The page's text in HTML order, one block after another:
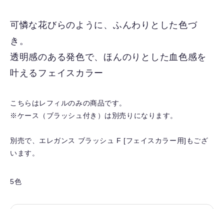
解
可憐な花びらのように、ふんわりとした色づ
き。
透明感のある発色で、ほんのりとした血色感を
叶えるフェイスカラー
こちらはレフィルのみの商品です。
※ケース（ブラッシュ付き）は別売りになります。
別売で、エレガンス ブラッシュ F [フェイスカラー用]もござ
います。
5色